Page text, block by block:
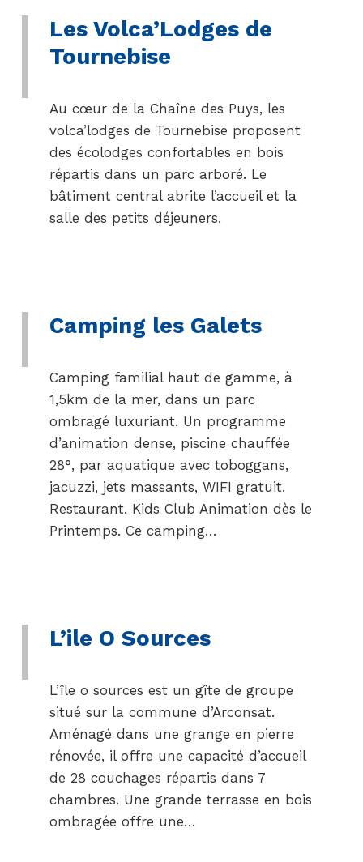
Les Volca’Lodges de
Tournebise
Au cœur de la Chaîne des Puys, les
volca’lodges de Tournebise proposent
des écolodges confortables en bois
répartis dans un parc arboré. Le
bâtiment central abrite l’accueil et la
salle des petits déjeuners.
Camping les Galets
Camping familial haut de gamme, à
1,5km de la mer, dans un parc
ombragé luxuriant. Un programme
d’animation dense, piscine chauffée
28°, par aquatique avec toboggans,
jacuzzi, jets massants, WIFI gratuit.
Restaurant. Kids Club Animation dès le
Printemps. Ce camping…
L’ile O Sources
L’île o sources est un gîte de groupe
situé sur la commune d’Arconsat.
Aménagé dans une grange en pierre
rénovée, il offre une capacité d’accueil
de 28 couchages répartis dans 7
chambres. Une grande terrasse en bois
ombragée offre une…